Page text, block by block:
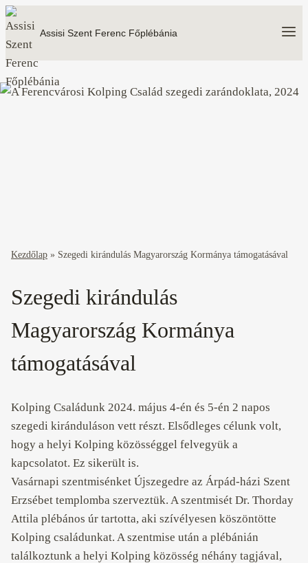
Skip
to
content
Assisi Szent Ferenc Főplébánia
Kezdőlap » Szegedi kirándulás Magyarország Kormánya támogatásával
Szegedi kirándulás
Magyarország Kormánya
támogatásával
Kolping Családunk 2024. május 4-én és 5-én 2 napos
szegedi kiránduláson vett részt. Elsődleges célunk volt,
hogy a helyi Kolping közösséggel felvegyük a
kapcsolatot. Ez sikerült is.
Vasárnapi szentmisénket Újszegedre az Árpád-házi Szent
Erzsébet templomba szerveztük. A szentmisét Dr. Thorday
Attila plébános úr tartotta, aki szívélyesen köszöntötte
Kolping családunkat. A szentmise után a plébánián
találkoztunk a helyi Kolping közösség néhány tagjával,